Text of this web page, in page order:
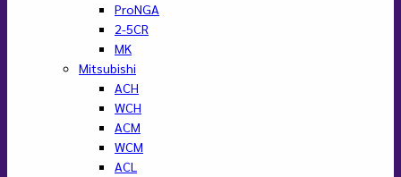
ProNGA
2-5CR
MK
Mitsubishi
ACH
WCH
ACM
WCM
ACL